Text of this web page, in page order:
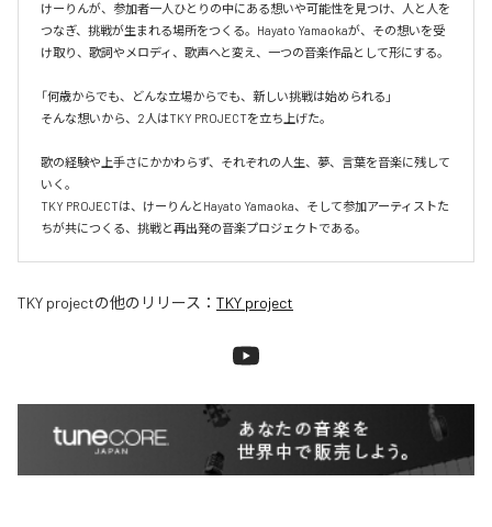
けーりんが、参加者一人ひとりの中にある想いや可能性を見つけ、人と人を
つなぎ、挑戦が生まれる場所をつくる。Hayato Yamaokaが、その想いを受
け取り、歌詞やメロディ、歌声へと変え、一つの音楽作品として形にする。
「何歳からでも、どんな立場からでも、新しい挑戦は始められる」
そんな想いから、2人はTKY PROJECTを立ち上げた。
歌の経験や上手さにかかわらず、それぞれの人生、夢、言葉を音楽に残して
いく。
TKY PROJECTは、けーりんとHayato Yamaoka、そして参加アーティストた
ちが共につくる、挑戦と再出発の音楽プロジェクトである。
TKY projectの他のリリース： TKY project